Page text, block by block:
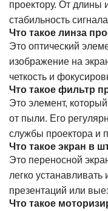
проектору. От длины
стабильность
Что такое линза
Это оптический
изображение на
четкость и
Что такое фильтр
Это элемент,
от пыли. Его
службы проектора и
Что такое экран в
Это переносной
легко устанавливать
презентаций или
Что такое